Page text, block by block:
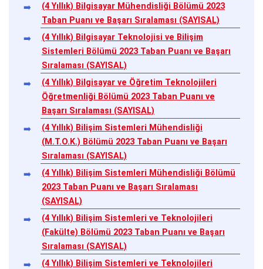
(4 Yıllık) Bilgisayar Mühendisliği Bölümü 2023
Taban Puanı ve Başarı Sıralaması (SAYISAL)
(4 Yıllık) Bilgisayar Teknolojisi ve Bilişim
Sistemleri Bölümü 2023 Taban Puanı ve Başarı
Sıralaması (SAYISAL)
(4 Yıllık) Bilgisayar ve Öğretim Teknolojileri
Öğretmenliği Bölümü 2023 Taban Puanı ve
Başarı Sıralaması (SAYISAL)
(4 Yıllık) Bilişim Sistemleri Mühendisliği
(M.T.O.K.) Bölümü 2023 Taban Puanı ve Başarı
Sıralaması (SAYISAL)
(4 Yıllık) Bilişim Sistemleri Mühendisliği Bölümü
2023 Taban Puanı ve Başarı Sıralaması
(SAYISAL)
(4 Yıllık) Bilişim Sistemleri ve Teknolojileri
(Fakülte) Bölümü 2023 Taban Puanı ve Başarı
Sıralaması (SAYISAL)
(4 Yıllık) Bilişim Sistemleri ve Teknolojileri